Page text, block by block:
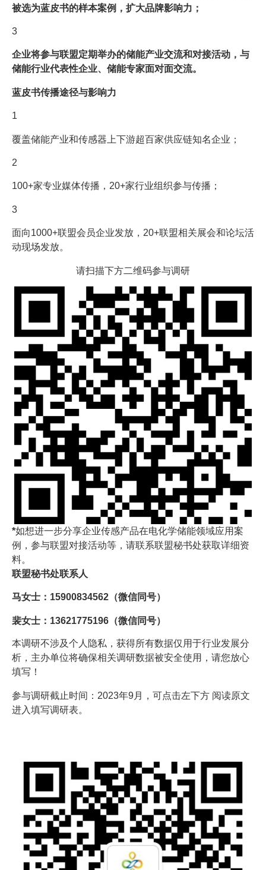
被选为蓝皮书的样本案例，扩大品牌影响力；
3
企业将参与联盟定期举办的储能产业交流和对接活动，与
储能行业代表性企业、储能专家面对面交流。
蓝皮书传播途径与影响力
1
覆盖储能产业和传感器上下游超百家供应链知名企业；
2
100+家专业媒体传播，20+家行业组织参与传播；
3
面向1000+联盟会员企业发放，20+联盟相关展会和论坛活
动现场发放。
请扫描下方二维码参与调研
*如想进一步分享企业传感产品在电化学储能领域应用案
例，参与联盟对接活动等，请联系联盟秘书处获取详细资
料。
联盟秘书处联系人
马女士：15900834562（微信同号）
裴女士：13621775196（微信同号）
本调研不涉及个人隐私，获得所有数据仅用于行业发展分
析，主办单位将确保相关调研数据被安全使用，请您放心
填写！
参与调研截止时间：2023年9月，可点击左下方 阅读原文
进入填写调研表。